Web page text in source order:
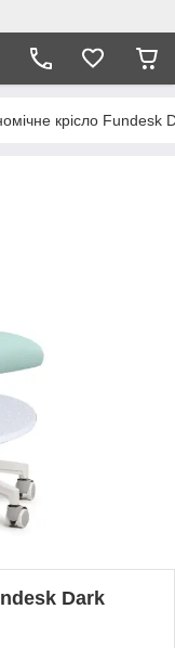
крісло Fundesk
Dark